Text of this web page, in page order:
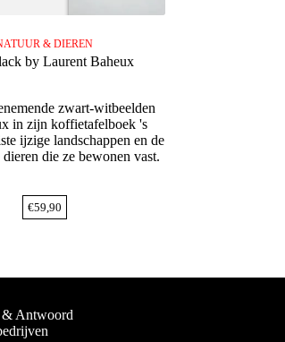
& DIEREN
by Laurent Baheux
zwart-witbeelden
in zijn koffietafelboek 's
ijzige landschappen en de
dieren die ze bewonen vast.
€59,90
& Antwoord